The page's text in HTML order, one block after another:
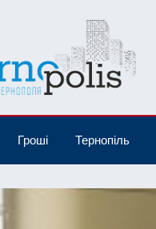
Гроші Тернопіль